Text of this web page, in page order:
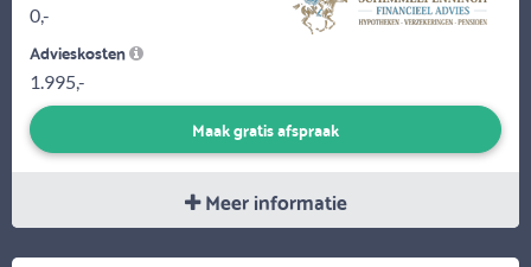
0,-
Advieskosten
1.995,-
Maak gratis afspraak
Meer informatie